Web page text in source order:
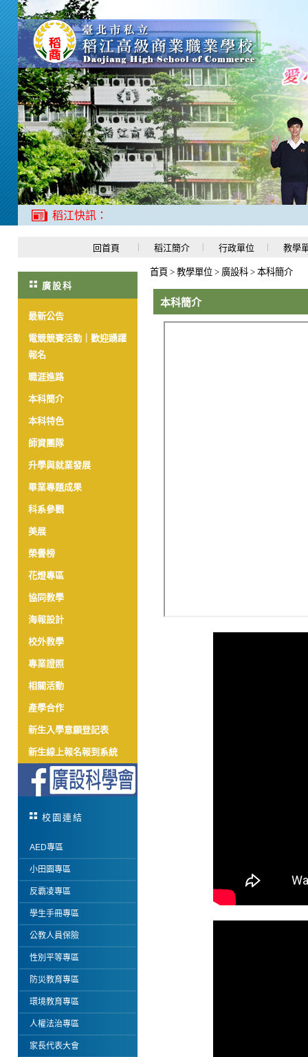
稻江快訊：
回首頁 稻江簡介 行政單位 教學
廣設科
最新公告
電競競賽活動｜歡迎踴躍
報名
職涯進路
本科簡介
本科特色
師資團隊
升學與就業發展
畢業專題成果
科系參觀
美展
榮譽榜
花燈專區
協同教學
海報設計
校外教學
專業證照
相關活動
產學合作
新生入學意願登記表
新生線上報名報到系統
校園連結
AED專區
小田園專區
反霸凌專區
學生手冊專區
公教人員保險
性別平等專區
防災教育專區
環境教育專區
人權法治專區
家長代表大會
首頁 > 教學單位 > 廣設科 > 本科簡介
本科簡介